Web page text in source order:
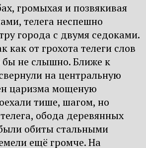
громыхая и позвякивая
телега неспешно
города с двумя седоками.
как от грохота телеги слов
бы не слышно. Ближе к
на центральную
царизма мощеную
тише, шагом, но
обода деревянных
обиты стальными
ещё громче. На